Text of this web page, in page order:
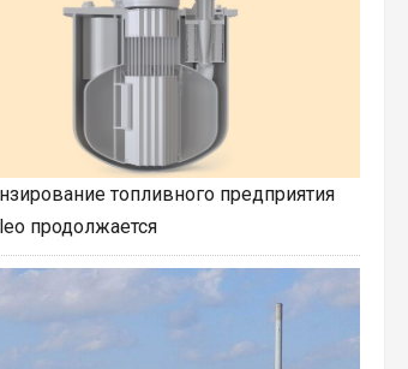
топливного предприятия
продолжается